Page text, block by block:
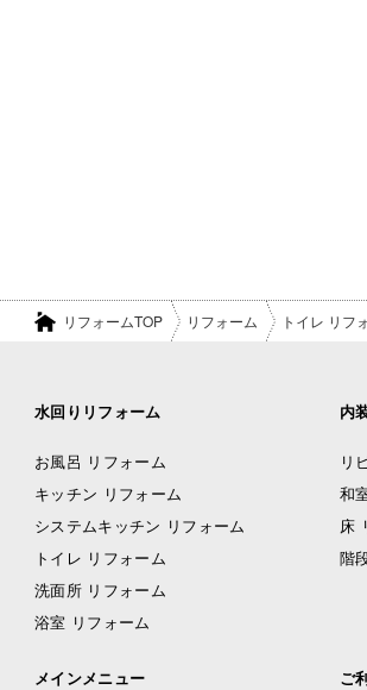
リフォームTOP リフォーム トイレ リフ
水回りリフォーム
お風呂 リフォーム
キッチン リフォーム
システムキッチン リフォーム
トイレ リフォーム
洗面所 リフォーム
浴室 リフォーム
内
リ
和
床
階
メインメニュー ご